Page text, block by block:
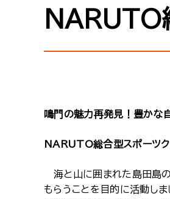
NARUTO
鳴門の魅力再発見！豊かな
NARUTO総合型スポーツ
海と山に囲まれた島田島の
もらうことを目的に活動しま